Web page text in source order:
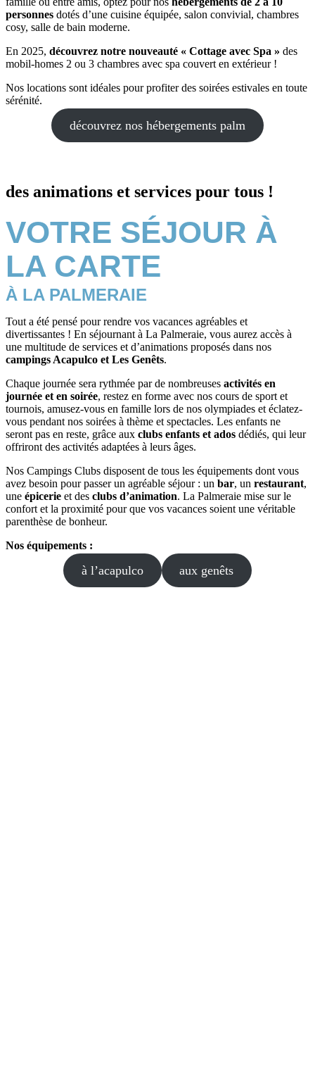
personnes dotés d’une cuisine équipée, salon convivial, chambres
cosy, salle de bain moderne.
En 2025, découvrez notre nouveauté « Cottage avec Spa » des
mobil-homes 2 ou 3 chambres avec spa couvert en extérieur !
Nos locations sont idéales pour profiter des soirées estivales en toute
sérénité.
découvrez nos hébergements palm
des animations et services pour tous !
VOTRE SÉJOUR À
LA CARTE
À LA PALMERAIE
Tout a été pensé pour rendre vos vacances agréables et
divertissantes ! En séjournant à La Palmeraie, vous aurez accès à
une multitude de services et d’animations proposés dans nos
campings Acapulco et Les Genêts.
Chaque journée sera rythmée par de nombreuses activités en
journée et en soirée, restez en forme avec nos cours de sport et
tournois, amusez-vous en famille lors de nos olympiades et éclatez-
vous pendant nos soirées à thème et spectacles. Les enfants ne
seront pas en reste, grâce aux clubs enfants et ados dédiés, qui leur
offriront des activités adaptées à leurs âges.
Nos Campings Clubs disposent de tous les équipements dont vous
avez besoin pour passer un agréable séjour : un bar, un restaurant,
une épicerie et des clubs d’animation. La Palmeraie mise sur le
confort et la proximité pour que vos vacances soient une véritable
parenthèse de bonheur.
Nos équipements :
à l’acapulco aux genêts